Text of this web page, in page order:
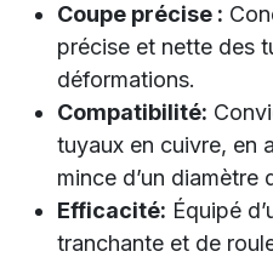
Coupe précise :
précise et nette des
déformations.
Compatibilité:
tuyaux en cuivre, en
mince d’un diamètre
Efficacité: Équipé
tranchante et de